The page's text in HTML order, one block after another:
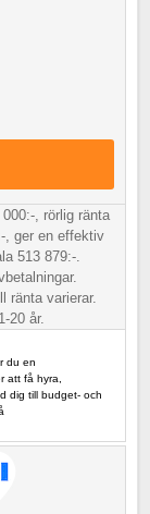
, rörlig ränta
, ger en effektiv
513 879:-.
ränta varierar.
20 år.
du en
att få hyra,
dig till budget- och